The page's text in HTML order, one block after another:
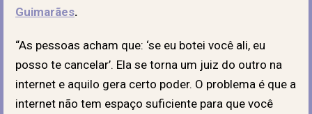
Guimarães.
“As pessoas acham que: ‘se eu botei você ali, eu
posso te cancelar’. Ela se torna um juiz do outro na
internet e aquilo gera certo poder. O problema é que a
internet não tem espaço suficiente para que você